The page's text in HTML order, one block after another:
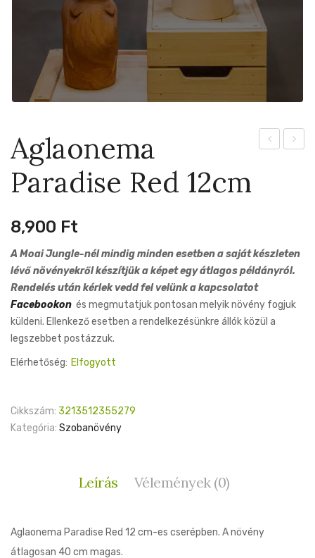
Aglaonema
Paradise Red 12cm
8,900 Ft
A Moai Jungle-nél mindig minden esetben a saját készleten
lévő növényekről készítjük a képet egy átlagos példányról.
Rendelés után kérlek vedd fel velünk a kapcsolatot
Facebookon és megmutatjuk pontosan melyik növény fogjuk
küldeni. Ellenkező esetben a rendelkezésünkre állók közül a
legszebbet postázzuk.
Elérhetőség: Elfogyott
Cikkszám: 3213512355279
Kategória: Szobanövény
Leírás Vélemények (0)
Aglaonema Paradise Red 12 cm-es cserépben. A növény
átlagosan 40 cm magas.